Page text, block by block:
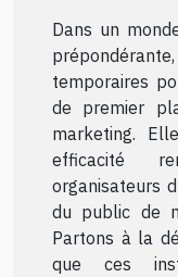
Dans un
temporaires
de premier
marketing.
efficacité
organisateurs
du public de
Partons à la
que ces